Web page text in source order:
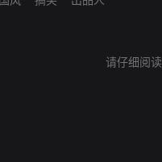
请仔细阅读